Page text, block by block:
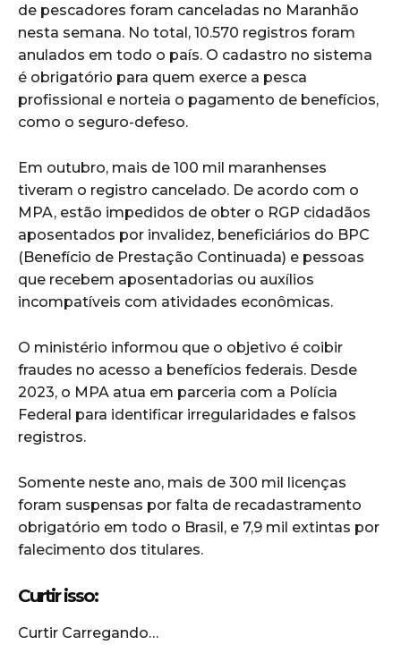
de pescadores foram canceladas no Maranhão
nesta semana. No total, 10.570 registros foram
anulados em todo o país. O cadastro no sistema
é obrigatório para quem exerce a pesca
profissional e norteia o pagamento de benefícios,
como o seguro-defeso.
Em outubro, mais de 100 mil maranhenses
tiveram o registro cancelado. De acordo com o
MPA, estão impedidos de obter o RGP cidadãos
aposentados por invalidez, beneficiários do BPC
(Benefício de Prestação Continuada) e pessoas
que recebem aposentadorias ou auxílios
incompatíveis com atividades econômicas.
O ministério informou que o objetivo é coibir
fraudes no acesso a benefícios federais. Desde
2023, o MPA atua em parceria com a Polícia
Federal para identificar irregularidades e falsos
registros.
Somente neste ano, mais de 300 mil licenças
foram suspensas por falta de recadastramento
obrigatório em todo o Brasil, e 7,9 mil extintas por
falecimento dos titulares.
Curtir isso:
Curtir Carregando…